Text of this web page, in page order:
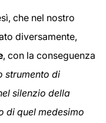
che nel nostro
diversamente,
, con la conseguenza
strumento di
silenzio della
di quel medesimo